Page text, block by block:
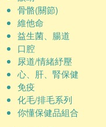
骨骼(關節)
維他命
益生菌、腸道
口腔
尿道/情緒紓壓
心、肝、腎保健
免疫
化毛/排毛系列
你懂保健品組合